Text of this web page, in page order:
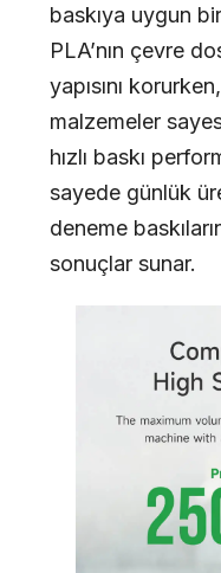
baskıya uygun
PLA’nın çevre
yapısını
malzemeler
hızlı baskı
sayede günlük
deneme
sonuçlar sunar.